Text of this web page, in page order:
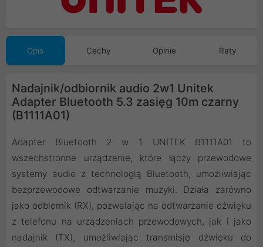
Opis Cechy Opinie Raty
Nadajnik/odbiornik audio 2w1 Unitek
Adapter Bluetooth 5.3 zasięg 10m czarny
(B1111A01)
Adapter Bluetooth 2 w 1 UNITEK B1111A01 to
wszechstronne urządzenie, które łączy przewodowe
systemy audio z technologią Bluetooth, umożliwiając
bezprzewodowe odtwarzanie muzyki. Działa zarówno
jako odbiornik (RX), pozwalając na odtwarzanie dźwięku
z telefonu na urządzeniach przewodowych, jak i jako
nadajnik (TX), umożliwiając transmisję dźwięku do